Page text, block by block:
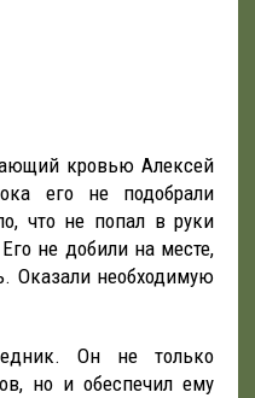
кровью Алексей
его не подобрали
что не попал в руки
не добили на месте,
Оказали необходимую
Он не только
но и обеспечил ему